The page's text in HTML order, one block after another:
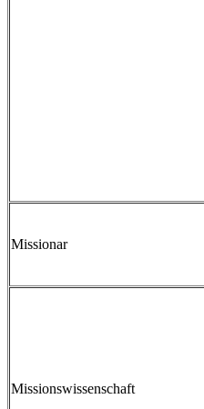
Missionar
Missionswissenschaft